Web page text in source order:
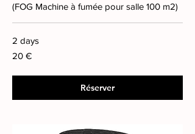
(FOG Machine à fumée pour salle 100 m2)
2 days
20
euros
20 €
Réserver